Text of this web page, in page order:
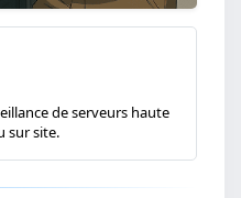
de serveurs haute
sur site.